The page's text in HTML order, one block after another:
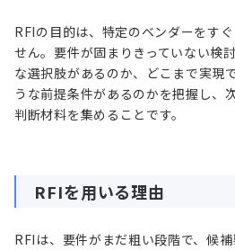
RFIの目的は、特定のベンダーをす
せん。要件が固まりきっていない検
な選択肢があるのか、どこまで実現
うな前提条件があるのかを把握し、
判断材料を集めることです。
RFIを用いる理由
RFIは、要件がまだ粗い段階で、候